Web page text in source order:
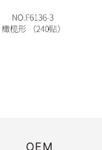
OEM